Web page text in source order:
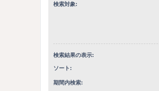
検索対象:
検索結果の表示:
ソート:
期間内検索: